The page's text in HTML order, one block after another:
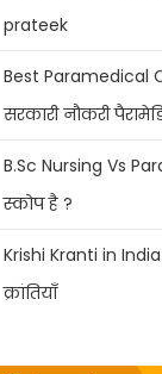
prateek
Best Paramedical
सरकारी नौकरी
B.Sc Nursing Vs
स्कोप है ?
Krishi Kranti in
क्रांतियाँ